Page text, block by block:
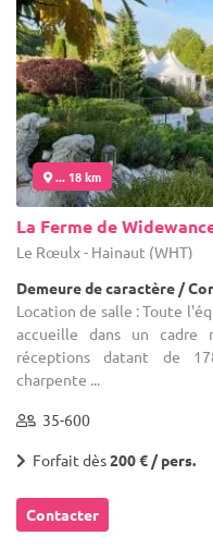
... 18 km
La Ferme de
Le Rœulx - Hainaut (WHT)
Demeure de caractère /
Location de salle : Toute
accueille dans un cadre
réceptions datant de
charpente ...
35-600
Forfait dès200 € / pers.
Contacter